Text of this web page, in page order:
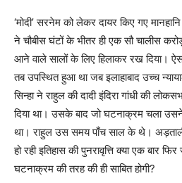
‘मोदी’ सरनेम को लेकर दायर किए गए
ने चौबीस घंटों के भीतर ही एक सौ चालीस
आने वाले सालों के लिए हिलाकर रख दिया।
तब उपस्थित हुआ था जब इलाहाबाद उच्च
सिन्हा ने राहुल की दादी इंदिरा गांधी की
दिया था। उसके बाद जो घटनाक्रम चला
था। राहुल उस समय पाँच साल के थे।
हो रही इतिहास की पुनरावृत्ति क्या एक बार
घटनाक्रम की तरह की ही साबित होगी?